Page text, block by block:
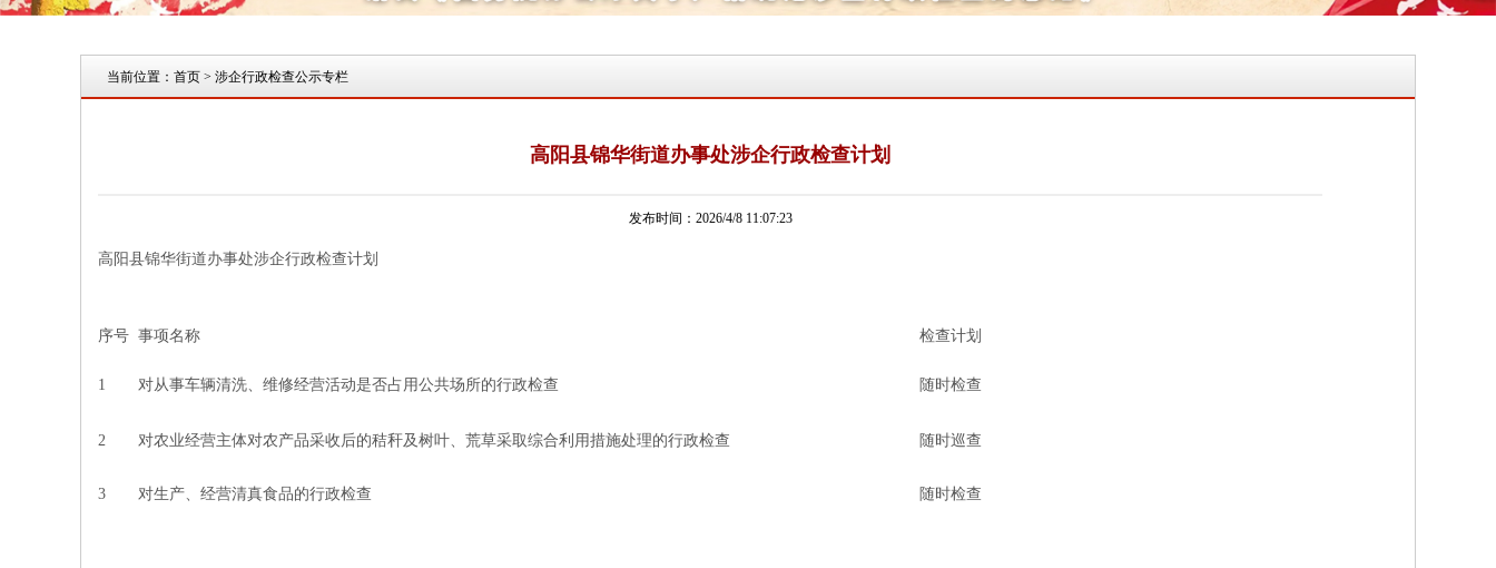
当前位置： 首页 > 涉企行政检查公示专栏
高阳县锦华街道办事处涉企行政检查计划
发布时间：2026/4/8 11:07:23
高阳县锦华街道办事处涉企行政检查计划
序号 事项名称 检查计划
1 对从事车辆清洗、维修经营活动是否占用公共场所的行政检查 随时检查
2 对农业经营主体对农产品采收后的秸秆及树叶、荒草采取综合利用措施处理的行政检查 随时巡查
3 对生产、经营清真食品的行政检查 随时检查